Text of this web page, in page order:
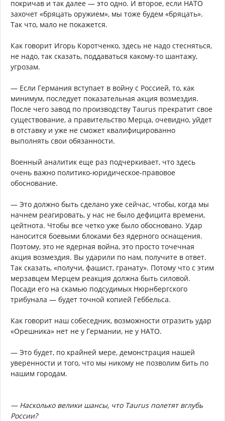
покричав и так далее — это одно. И второе, если НАТО
захочет «бряцать оружием», мы тоже будем «бряцать».
Так что, мало не покажется.
Как говорит Игорь Коротченко, здесь не надо стесняться,
не надо, так сказать, поддаваться какому-то шантажу,
угрозам.
— Если Германия вступает в войну с Россией, то, как
минимум, последует показательная акция возмездия.
После чего завод по производству Taurus прекратит свое
существование, а правительство Мерца, очевидно, уйдет
в отставку и уже не сможет квалифицированно
выполнять свои обязанности.
Военный аналитик еще раз подчеркивает, что здесь
очень важно политико-юридическое-правовое
обоснование.
— Это должно быть сделано уже сейчас, чтобы, когда мы
начнем реагировать, у нас не было дефицита времени,
цейтнота. Чтобы все четко уже было обосновано. Удар
наносится боевыми блоками без ядерного оснащения.
Поэтому, это не ядерная война, это просто точечная
акция возмездия. Вы ударили по нам, получите в ответ.
Так сказать, «получи, фашист, гранату». Потому что с этим
мерзавцем Мерцем реакция должна быть силовой.
Посади его на скамью подсудимых Нюрнбергского
трибунала — будет точной копией Геббельса.
Как говорит наш собеседник, возможности отразить удар
«Орешника» нет не у Германии, не у НАТО.
— Это будет, по крайней мере, демонстрация нашей
уверенности и того, что мы никому не позволим бить по
нашим городам.
— Насколько велики шансы, что Taurus полетят вглубь
России?